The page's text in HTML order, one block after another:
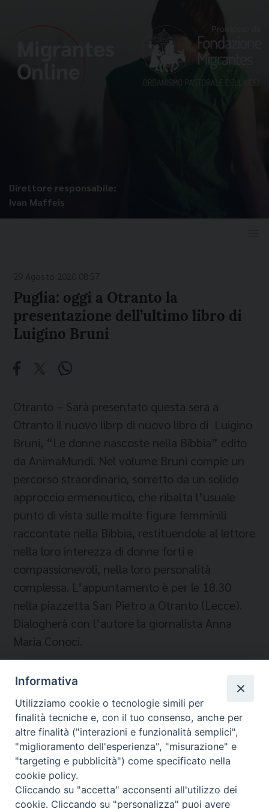
Direttore responsabile:
Ivan Maffeis
Puglia: oggi a Otranto la
presentazione dell’ultimo libro di
Luigino Bruni
Otranto – Sarà presentato questa sera a
Otranto il nuovo librp di nuovo libro di Luigino
Bruni, “Le donne nascoste nella Bibbia” edito
da AnimaMundi. Nel volume Bruni compie un
percorso straordinario, sorretto da un solido
approccio ermeneutico, che ribalta l’usuale
punto di vista sulle molte figure femminili
raccontate nella Bibbia, restituendole al lettore
nella loro interezza di donne forti e
compassionevoli, nella loro personalità
complessa. L’appuntamento è per le 18.30
nella piazzetta San Pietro a Otranto (Lecce).
Dialogherà con l’autore la giornalista Anna
Maria Conoci.
Temi:
CULTURA
Migrantes Online
Informativa
Utilizziamo cookie o tecnologie simili per
finalità tecniche e, con il tuo consenso, anche per
altre finalità ("interazioni e funzionalità semplici",
"miglioramento dell'esperienza", "misurazione" e
"targeting e pubblicità") come specificato nella
cookie policy.
Cliccando su "accetta" acconsenti all'utilizzo dei
cookie. Cliccando su "personalizza" puoi avere